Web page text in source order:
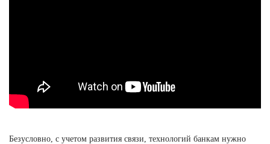
Безусловно, с учетом развития связи, технологий банкам нужно